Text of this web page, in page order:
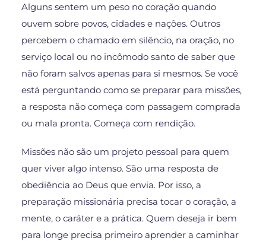
Alguns sentem um peso no coração quando
ouvem sobre povos, cidades e nações. Outros
percebem o chamado em silêncio, na oração, no
serviço local ou no incômodo santo de saber que
não foram salvos apenas para si mesmos. Se você
está perguntando como se preparar para missões,
a resposta não começa com passagem comprada
ou mala pronta. Começa com rendição.
Missões não são um projeto pessoal para quem
quer viver algo intenso. São uma resposta de
obediência ao Deus que envia. Por isso, a
preparação missionária precisa tocar o coração, a
mente, o caráter e a prática. Quem deseja ir bem
para longe precisa primeiro aprender a caminhar